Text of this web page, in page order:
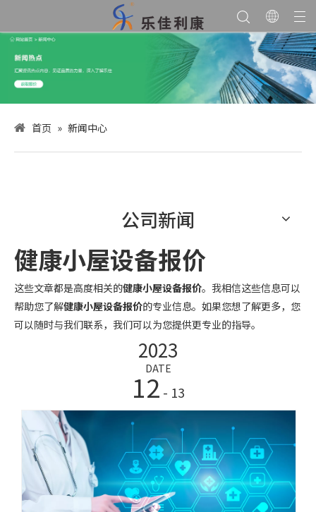
首页 » 新闻中心
公司新闻
健康小屋设备报价
这些文章都是高度相关的健康小屋设备报价。我相信这些信息可以
帮助您了解健康小屋设备报价的专业信息。如果您想了解更多，您
可以随时与我们联系，我们可以为您提供更专业的指导。
2023
DATE
12 - 13